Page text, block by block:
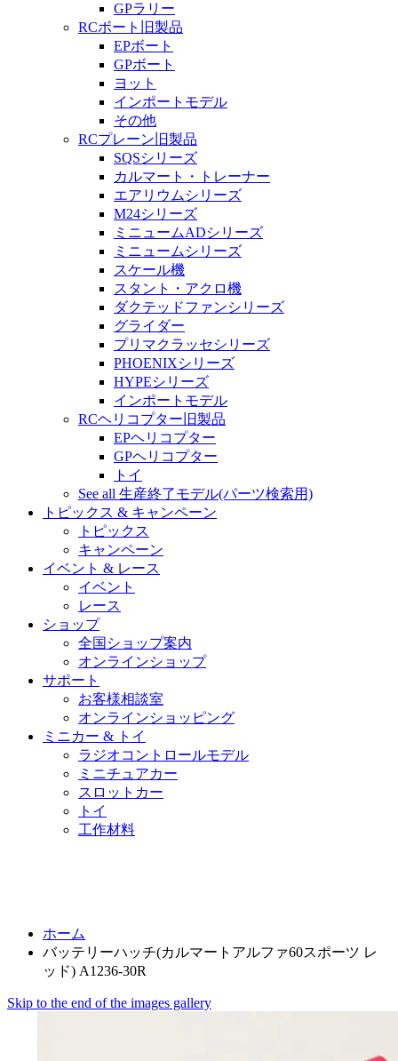
GPラリー
RCボート旧製品
EPボート
GPボート
ヨット
インポートモデル
その他
RCプレーン旧製品
SQSシリーズ
カルマート・トレーナー
エアリウムシリーズ
M24シリーズ
ミニュームADシリーズ
ミニュームシリーズ
スケール機
スタント・アクロ機
ダクテッドファンシリーズ
グライダー
プリマクラッセシリーズ
PHOENIXシリーズ
HYPEシリーズ
インポートモデル
RCヘリコプター旧製品
EPヘリコプター
GPヘリコプター
トイ
See all 生産終了モデル(パーツ検索用)
トピックス & キャンペーン
トピックス
キャンペーン
イベント & レース
イベント
レース
ショップ
全国ショップ案内
オンラインショップ
サポート
お客様相談室
オンラインショッピング
ミニカー & トイ
ラジオコントロールモデル
ミニチュアカー
スロットカー
トイ
工作材料
ホーム
バッテリーハッチ(カルマートアルファ60スポーツ レ
ッド) A1236-30R
Skip to the end of the images gallery